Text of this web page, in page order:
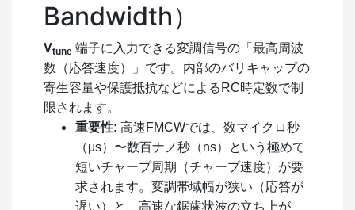
Bandwidth）
Vtune 端子に入力できる変調信号の「最高周波
数（応答速度）」です。内部のバリキャップの
寄生容量や保護抵抗などによるRC時定数で制
限されます。
重要性: 高速FMCWでは、数マイクロ秒
（μs）〜数百ナノ秒（ns）という極めて
短いチャープ周期（チャープ速度）が要
求されます。変調帯域幅が狭い（応答が
遅い）と、高速な鋸歯状波の立ち上が